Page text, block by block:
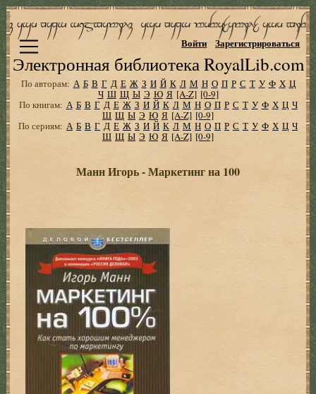
Электронная библиотека RoyalLib.com
Войти Зарегистрироваться
По авторам: А Б В Г Д Е Ж З И Й К Л М Н О П Р С Т У Ф Х Ц
Ч Ш Щ Ы Э Ю Я [A-Z] [0-9]
По книгам: А Б В Г Д Е Ж З И Й К Л М Н О П Р С Т У Ф Х Ц Ч
Ш Щ Ы Э Ю Я [A-Z] [0-9]
По сериям: А Б В Г Д Е Ж З И Й К Л М Н О П Р С Т У Ф Х Ц Ч
Ш Щ Ы Э Ю Я [A-Z] [0-9]
Манн Игорь - Маркетинг на 100